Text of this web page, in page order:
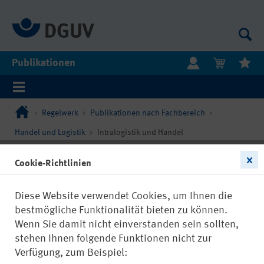
Publikationen
Regelwerk Publikationen nach Fachbereich
Handel und Logistik Intralogistik und Handel
Cookie-Richtlinien
Diese Website verwendet Cookies, um Ihnen die
bestmögliche Funktionalität bieten zu können.
Wenn Sie damit nicht einverstanden sein sollten,
stehen Ihnen folgende Funktionen nicht zur
Verfügung, zum Beispiel: